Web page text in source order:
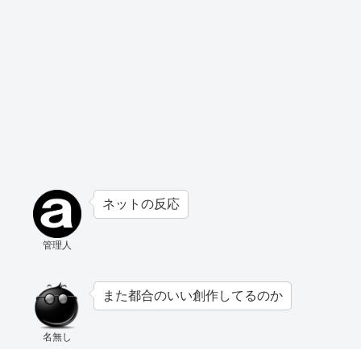
管理人
ネットの反応
名無し
また都合のいい創作してるのか